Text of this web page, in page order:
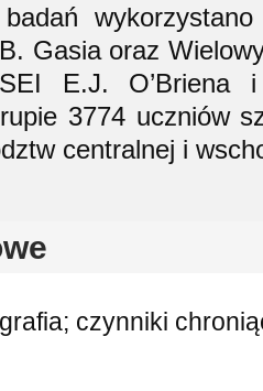
Gasia oraz
E.J. O’Briena
3774 uczniów
centralnej i
czynniki